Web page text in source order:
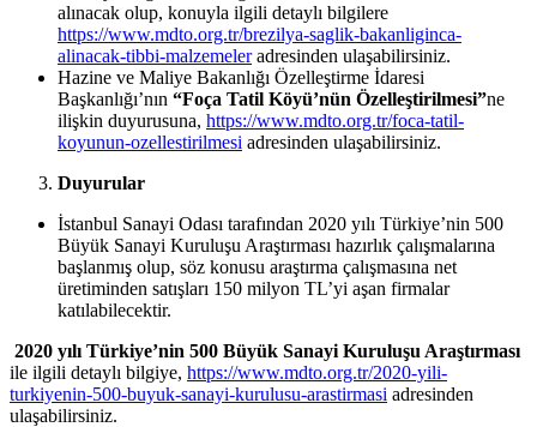
alınacak olup, konuyla ilgili detaylı bilgilere
https://www.mdto.org.tr/brezilya-saglik-bakanliginca-
alinacak-tibbi-malzemeler adresinden ulaşabilirsiniz.
Hazine ve Maliye Bakanlığı Özelleştirme İdaresi
Başkanlığı’nın “Foça Tatil Köyü’nün Özelleştirilmesi”ne
ilişkin duyurusuna, https://www.mdto.org.tr/foca-tatil-
koyunun-ozellestirilmesi adresinden ulaşabilirsiniz.
Duyurular
İstanbul Sanayi Odası tarafından 2020 yılı Türkiye’nin 500
Büyük Sanayi Kuruluşu Araştırması hazırlık çalışmalarına
başlanmış olup, söz konusu araştırma çalışmasına net
üretiminden satışları 150 milyon TL’yi aşan firmalar
katılabilecektir.
2020 yılı Türkiye’nin 500 Büyük Sanayi Kuruluşu Araştırması
ile ilgili detaylı bilgiye, https://www.mdto.org.tr/2020-yili-
turkiyenin-500-buyuk-sanayi-kurulusu-arastirmasi adresinden
ulaşabilirsiniz.